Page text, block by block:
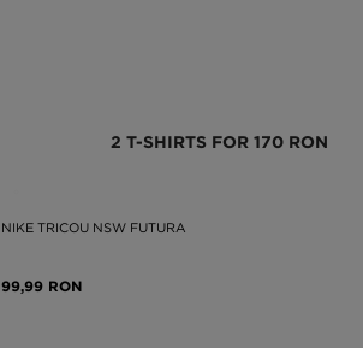
2 T-SHIRTS FOR 170 RON
NIKE TRICOU NSW FUTURA
99,99 RON